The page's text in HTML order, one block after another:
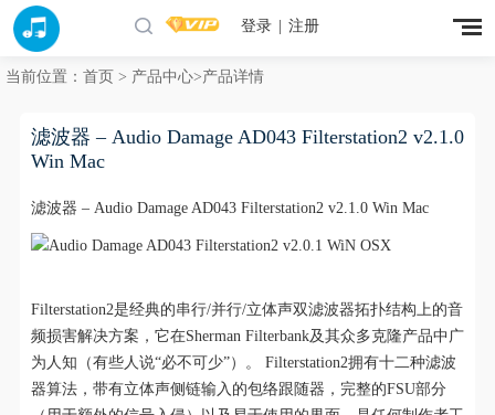
登录 注册
当前位置： 首页 > 产品中心>产品详情
滤波器 – Audio Damage AD043 Filterstation2 v2.1.0
Win Mac
滤波器 – Audio Damage AD043 Filterstation2 v2.1.0 Win Mac
Filterstation2是经典的串行/并行/立体声双滤波器拓扑结构上的音
频损害解决方案，它在Sherman Filterbank及其众多克隆产品中广
为人知（有些人说“必不可少”）。 Filterstation2拥有十二种滤波
器算法，带有立体声侧链输入的包络跟随器，完整的FSU部分